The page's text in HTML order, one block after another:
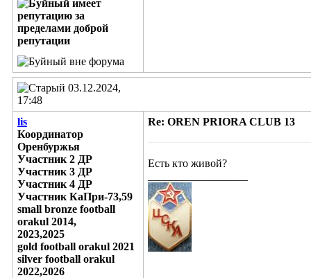
03.12.2024,
17:48
lis
Координатор
Оренбуржья
Участник 2 ДР
Участник 3 ДР
Участник 4 ДР
Участник КаПри-73,59
small bronze football
orakul 2014,
2023,2025
gold football orakul 2021
silver football orakul
2022,2026
Re: OREN PRIORA CLUB 13
Есть кто живой?